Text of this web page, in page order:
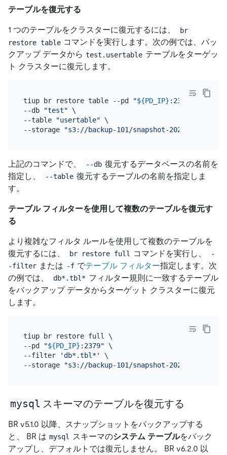
テーブルを復元する
1 つのテーブルをクラスターに復元するには、
br
restore table コマンドを実行します。次の例では、バッ
クアップ データから test.usertable テーブルをターゲッ
ト クラスターに復元します。
tiup br restore table --pd "${PD_IP} :2379"
--db
"test" \
--table
"usertable" \
--storage
"s3://backup-101/snapshot-
上記のコマンドで、 --db 復元するデータベースの名前を
指定し、
--table 復元するテーブルの名前を指定しま
す。
テーブル フィルターを使用して複数のテーブルを復元す
る
より複雑なフィルタ ルールを使用して複数のテーブルを
復元するには、
br restore full コマンドを実行し、
-
-filter または -f でテーブル フィルター指定します。次
の例では、
db*.tbl* フィルター規則に一致するテーブル
をバックアップ データからターゲット クラスターに復元
します。
tiup br restore full \
--pd
"${PD_IP} :2379" \
--filter
'db*.tbl*'
\
--storage
"s3://backup-101/snapshot-
mysql スキーマのテーブルを復元する
BR v5.1.0 以降、スナップショットをバックアップする
と、 BR は mysql スキーマのシステム テーブルをバック
アップし、デフォルトでは復元しません。 BR v6.2.0 以